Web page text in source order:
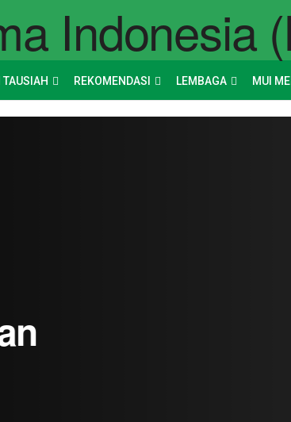
TAUSIAH REKOMENDASI LEMBAGA MUI